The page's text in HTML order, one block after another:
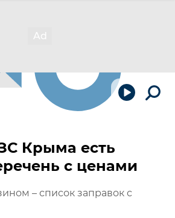
Крыма есть
с ценами
– список заправок с